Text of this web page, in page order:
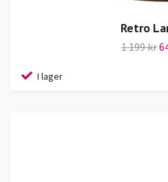
Retro
1 199 kr
I lager